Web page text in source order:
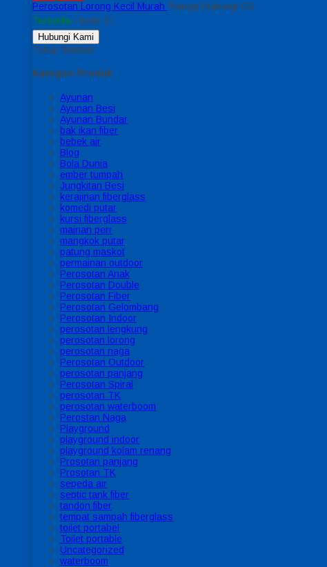
Perosotan Lorong Kecil Murah *Harga Hubungi CS
Tersedia / kode 27
Hubungi Kami
Tutup Sidebar
Kategori Produk
Ayunan
Ayunan Besi
Ayunan Bundar
bak ikan fiber
bebek air
Blog
Bola Dunia
ember tumpah
Jungkitan Besi
kerajinan fiberglass
komedi putar
kursi fiberglass
mainan perr
mangkok putar
patung maskot
permainan outdoor
Perosotan Anak
Perosotan Double
Perosotan Fiber
Perosotan Gelombang
Perosotan Indoor
perosotan lengkung
perosotan lorong
perosotan naga
Perosotan Outdoor
perosotan panjang
Perosotan Spiral
perosotan TK
perosotan waterboom
Perostan Naga
Playground
playground indoor
playground kolam renang
Prosotan panjang
Prosotan TK
sepeda air
septic tank fiber
tandon fiber
tempat sampah fiberglass
toilet portabel
Toilet portable
Uncategorized
waterboom